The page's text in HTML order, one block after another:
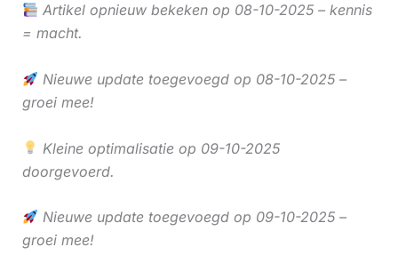
Artikel opnieuw bekeken op 08-10-2025 – kennis
= macht.
Nieuwe update toegevoegd op 08-10-2025 –
groei mee!
Kleine optimalisatie op 09-10-2025
doorgevoerd.
Nieuwe update toegevoegd op 09-10-2025 –
groei mee!